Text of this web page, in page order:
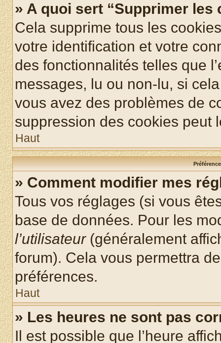
» A quoi sert “Supprimer les
Cela supprime tous les
votre identification et votre
des fonctionnalités telles que
messages, lu ou non-lu, si
vous avez des problèmes de
suppression des cookies peut
Haut
» Comment modifier mes
Tous vos réglages (si vous
base de données. Pour les
l’utilisateur(généralement
forum). Cela vous permettra
préférences.
Haut
» Les heures ne sont pas
Il est possible que l’heure